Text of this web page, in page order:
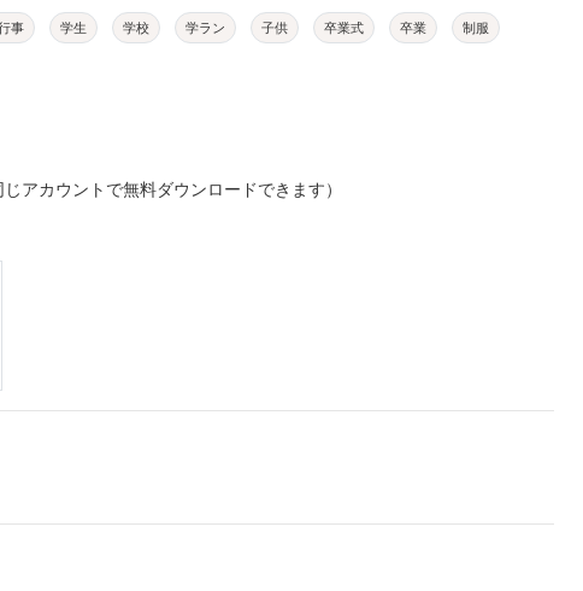
事 学生 学校 学ラン 子供 卒業式 卒業 制服
じアカウントで無料ダウンロードできます）